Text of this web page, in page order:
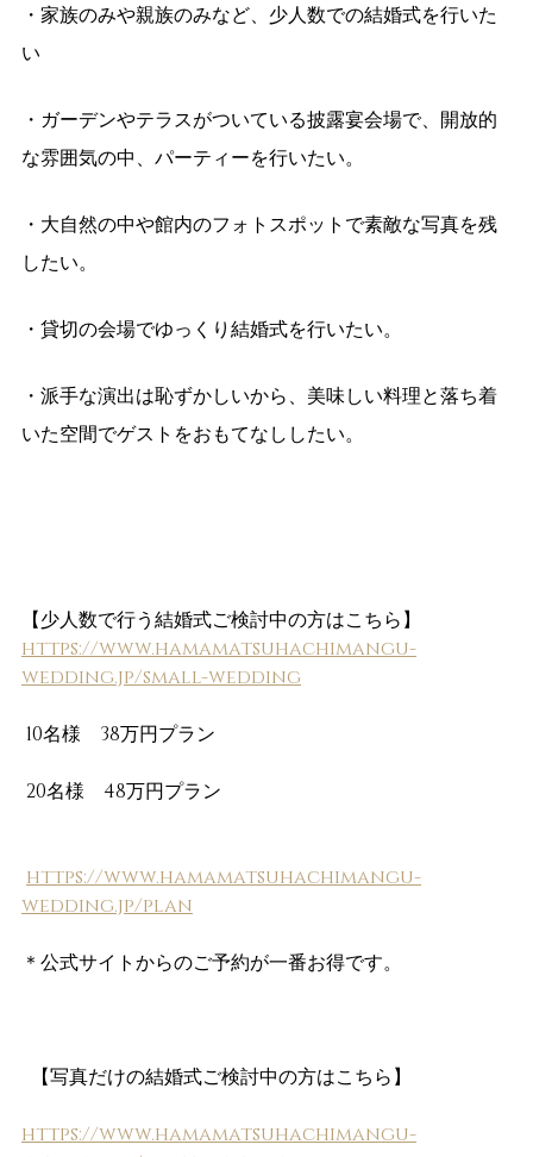
・家族のみや親族のみなど、少人数での結婚式を行いた
い
・ガーデンやテラスがついている披露宴会場で、開放的
な雰囲気の中、パーティーを行いたい。
・大自然の中や館内のフォトスポットで素敵な写真を残
したい。
・貸切の会場でゆっくり結婚式を行いたい。
・派手な演出は恥ずかしいから、美味しい料理と落ち着
いた空間でゲストをおもてなししたい。
【少人数で行う結婚式ご検討中の方はこちら】
https://www.hamamatsuhachimangu-
wedding.jp/small-wedding
10名様　38万円プラン
20名様　48万円プラン
https://www.hamamatsuhachimangu-
wedding.jp/plan
＊公式サイトからのご予約が一番お得です。
  【写真だけの結婚式ご検討中の方はこちら】
https://www.hamamatsuhachimangu-